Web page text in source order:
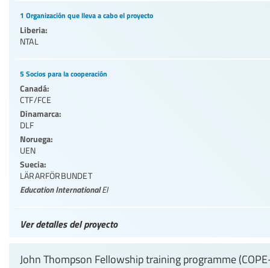
1 Organización que lleva a cabo el proyecto
Liberia:
NTAL
5 Socios para la cooperación
Canadá:
CTF/FCE
Dinamarca:
DLF
Noruega:
UEN
Suecia:
LÄRARFÖRBUNDET
Education InternationalEI
Ver detalles del proyecto
John Thompson Fellowship training programme